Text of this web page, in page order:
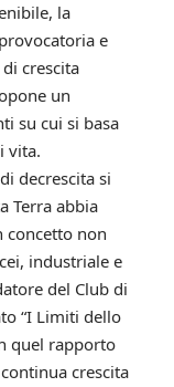
la
e
crescita
un
su cui si basa
vita.
decrescita si
Terra abbia
concetto non
industriale e
del Club di
“I Limiti dello
quel rapporto
crescita